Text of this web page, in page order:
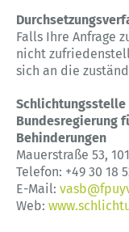
Falls Ihre Anfrage
nicht
sich an die
Schlichtungsstelle
Bundesregierung
Behinderungen
Mauerstraße 53,
Telefon: +49 30 18
E-Mail:
Web: